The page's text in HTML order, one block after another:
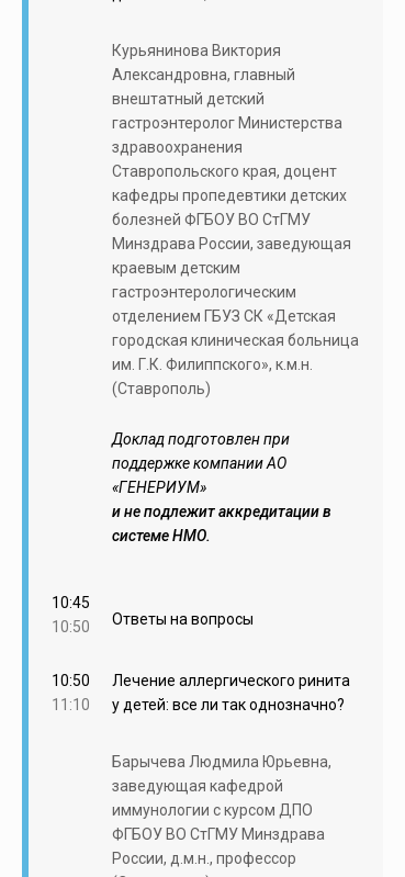
Курьянинова Виктория
Александровна, главный
внештатный детский
гастроэнтеролог Министерства
здравоохранения
Ставропольского края, доцент
кафедры пропедевтики детских
болезней ФГБОУ ВО СтГМУ
Минздрава России, заведующая
краевым детским
гастроэнтерологическим
отделением ГБУЗ СК «Детская
городская клиническая больница
им. Г.К. Филиппского», к.м.н.
(Ставрополь)
Доклад подготовлен при
поддержке компании АО
«ГЕНЕРИУМ»
и не подлежит аккредитации в
системе НМО.
10:45
10:50
Ответы на вопросы
10:50
11:10
Лечение аллергического ринита
у детей: все ли так однозначно?
Барычева Людмила Юрьевна,
заведующая кафедрой
иммунологии с курсом ДПО
ФГБОУ ВО СтГМУ Минздрава
России, д.м.н., профессор